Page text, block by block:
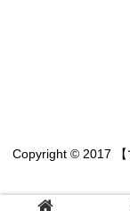
Copyright © 2017 【